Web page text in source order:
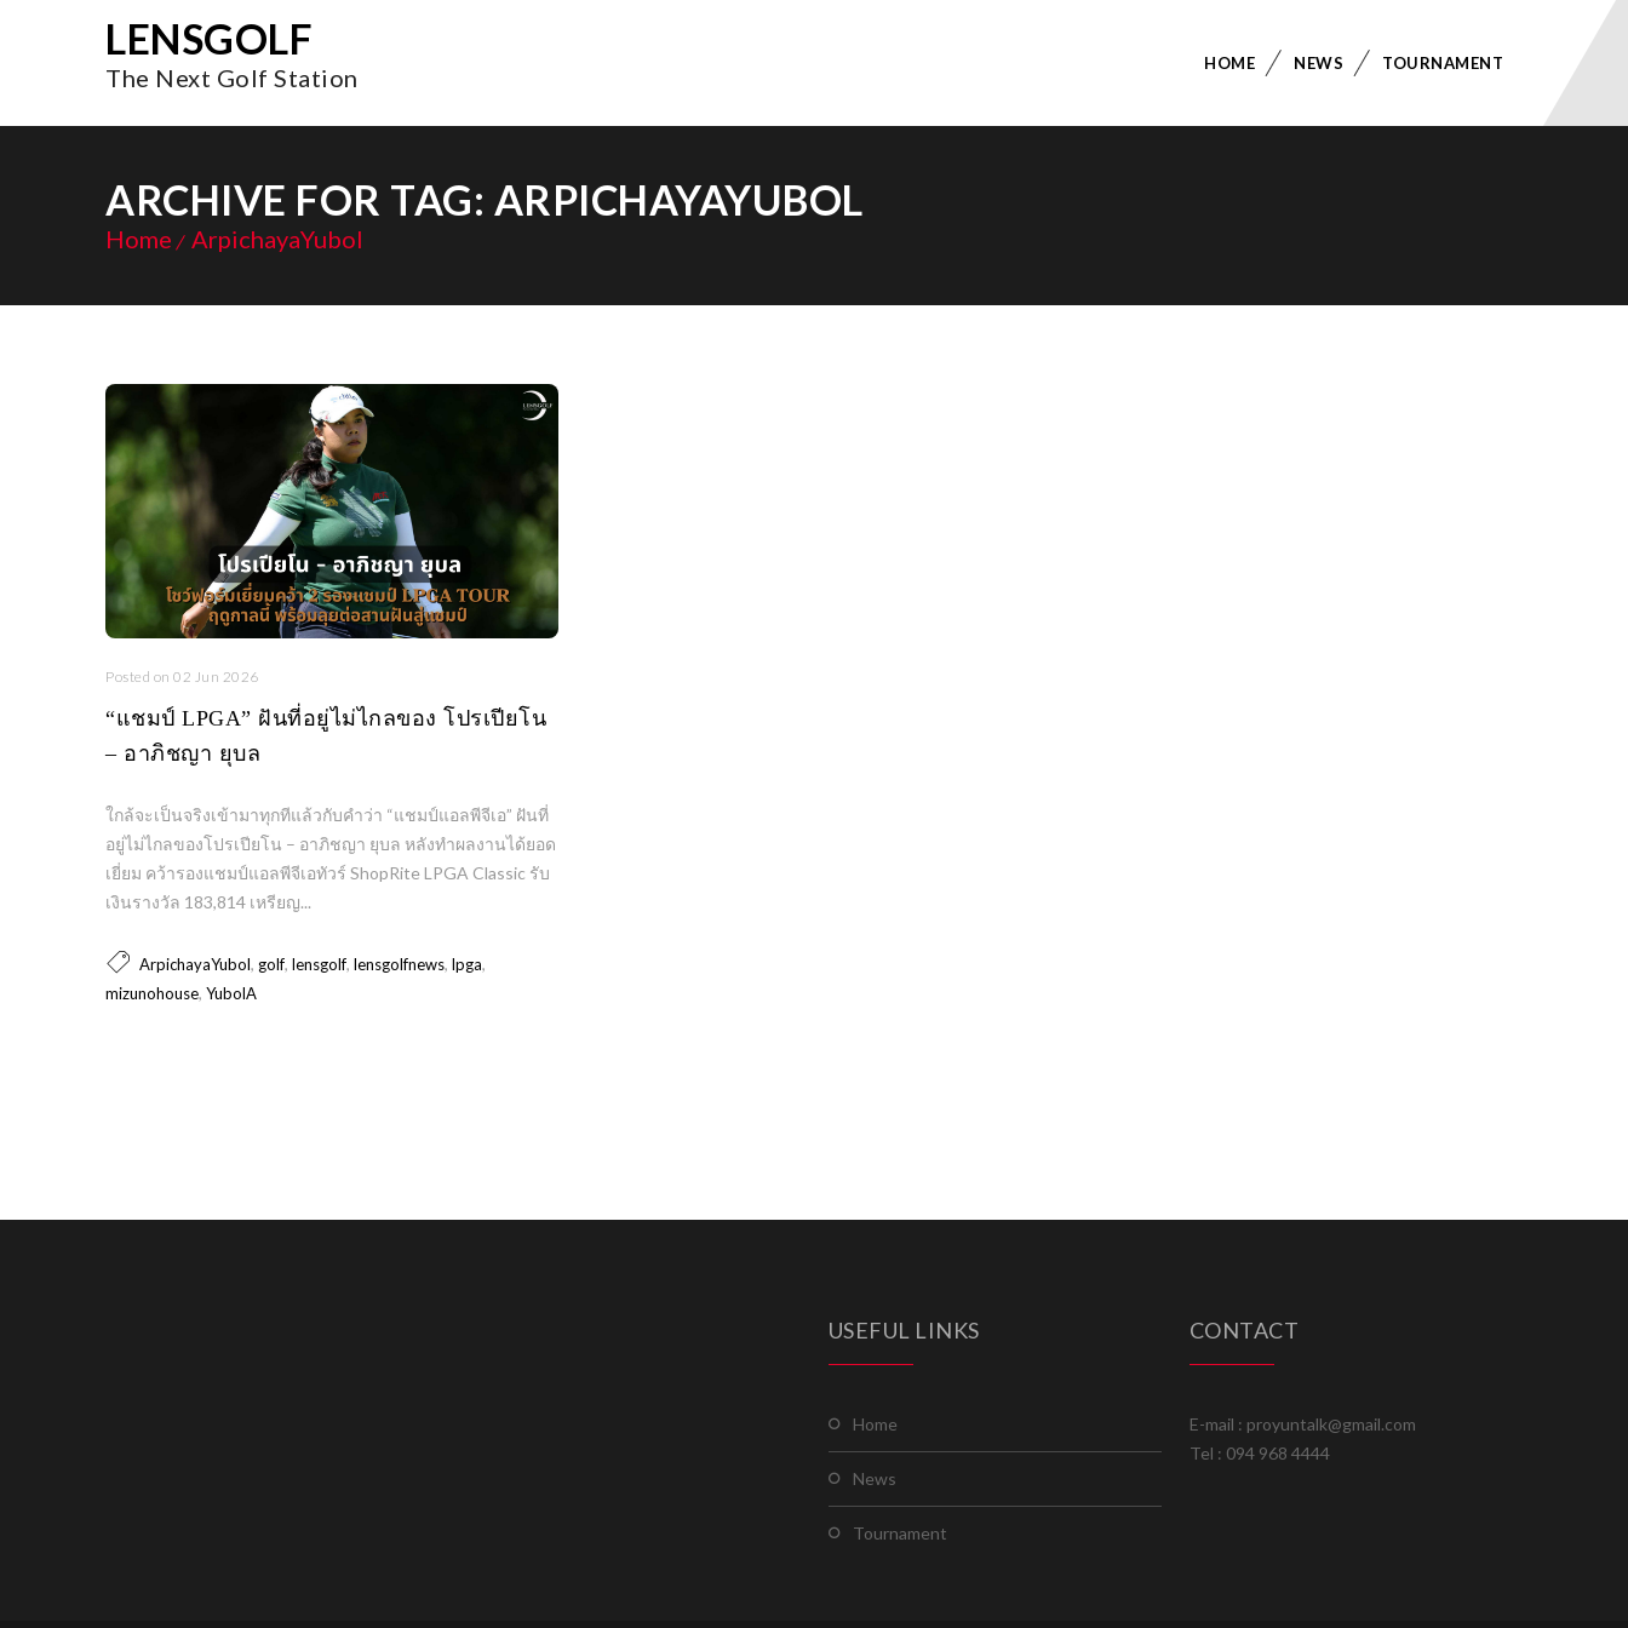
LENSGOLF
The Next Golf Station HOME NEWS TOURNAMENT
ARCHIVE FOR TAG: ARPICHAYAYUBOL
Home ArpichayaYubol
Posted on 02 Jun 2026
“แชมป์ LPGA” ฝันที่อยู่ไม่ไกลของ โปรเปียโน
– อาภิชญา ยุบล
ใกล้จะเป็นจริงเข้ามาทุกทีแล้วกับคำว่า “แชมป์แอลพีจีเอ” ฝันที่
อยู่ไม่ไกลของโปรเปียโน – อาภิชญา ยุบล หลังทำผลงานได้ยอด
เยี่ยม คว้ารองแชมป์แอลพีจีเอทัวร์ ShopRite LPGA Classic รับ
เงินรางวัล 183,814 เหรียญ...
ArpichayaYubol, golf, lensgolf, lensgolfnews, lpga,
mizunohouse, YubolA
USEFUL LINKS
home
news
tournament
CONTACT
E-mail : proyuntalk@gmail.com
Tel : 094 968 4444